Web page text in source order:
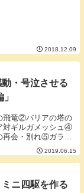
2018.12.09
・号泣させる
飛竜②バリアの塔の
対ギルガメッシュ④
再会・別れ⑤ガラフ
ックスの塔の飛竜
飛竜が最後の力を
ックスになるシー
2019.06.15
ニ四駆を作る